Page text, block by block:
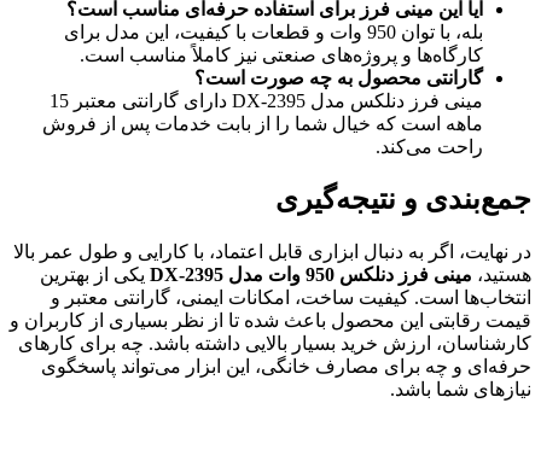
آیا این مینی فرز برای استفاده حرفه‌ای مناسب است؟
بله، با توان 950 وات و قطعات با کیفیت، این مدل برای
کارگاه‌ها و پروژه‌های صنعتی نیز کاملاً مناسب است.
گارانتی محصول به چه صورت است؟
مینی فرز دنلکس مدل DX-2395 دارای گارانتی معتبر 15
ماهه است که خیال شما را از بابت خدمات پس از فروش
راحت می‌کند.
جمع‌بندی و نتیجه‌گیری
در نهایت، اگر به دنبال ابزاری قابل اعتماد، با کارایی و طول عمر بالا
هستید، مینی فرز دنلکس 950 وات مدل DX-2395
یکی از بهترین
انتخاب‌ها است. کیفیت ساخت، امکانات ایمنی، گارانتی معتبر و
قیمت رقابتی این محصول باعث شده تا از نظر بسیاری از کاربران و
کارشناسان، ارزش خرید بسیار بالایی داشته باشد. چه برای کارهای
حرفه‌ای و چه برای مصارف خانگی، این ابزار می‌تواند پاسخگوی
نیازهای شما باشد.